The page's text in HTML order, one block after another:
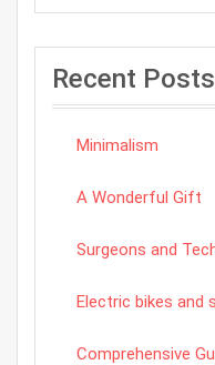
Recent Posts
Minimalism
A Wonderful Gift
Surgeons and
Electric bikes and
Comprehensive